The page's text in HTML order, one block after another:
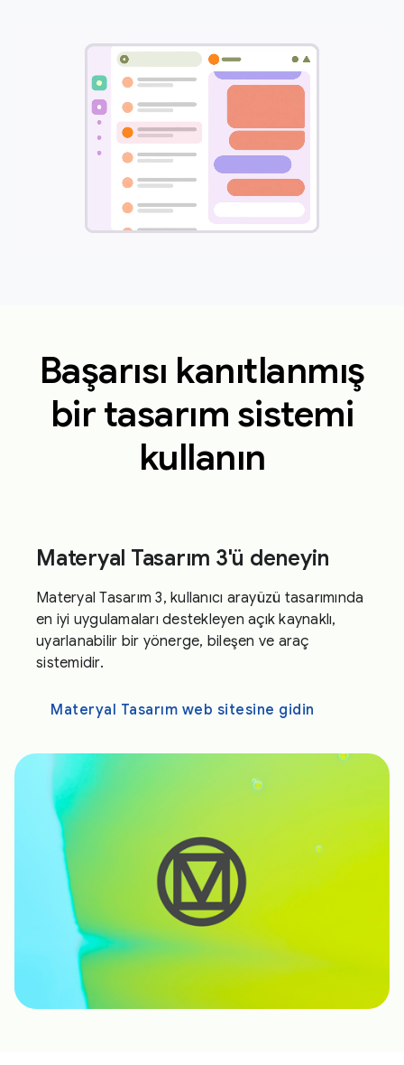
Başarısı kanıtlanmış
bir tasarım sistemi
kullanın
Materyal Tasarım 3'ü deneyin
Materyal Tasarım 3, kullanıcı arayüzü tasarımında
en iyi uygulamaları destekleyen açık kaynaklı,
uyarlanabilir bir yönerge, bileşen ve araç
sistemidir.
Materyal Tasarım web sitesine gidin